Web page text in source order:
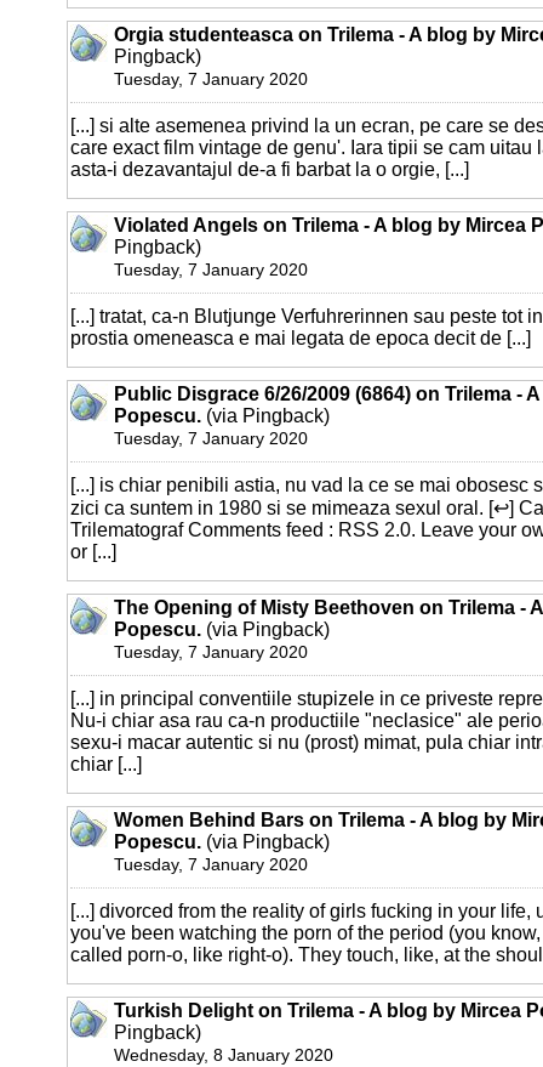
Orgia studenteasca on Trilema - A blog by
Pingback)
Tuesday, 7 January 2020
[...] si alte asemenea privind la un ecran, pe care se
care exact film vintage de genu'. Iara tipii se cam uitau
asta-i dezavantajul de-a fi barbat la o orgie, [...]
Violated Angels on Trilema - A blog by Mircea
Pingback)
Tuesday, 7 January 2020
[...] tratat, ca-n Blutjunge Verfuhrerinnen sau peste tot
prostia omeneasca e mai legata de epoca decit de [...]
Public Disgrace 6/26/2009 (6864) on Trilema -
Popescu. (via Pingback)
Tuesday, 7 January 2020
[...] is chiar penibili astia, nu vad la ce se mai obosesc
zici ca suntem in 1980 si se mimeaza sexul oral. [↩]
Trilematograf Comments feed : RSS 2.0. Leave your
or [...]
The Opening of Misty Beethoven on Trilema -
Popescu. (via Pingback)
Tuesday, 7 January 2020
[...] in principal conventiile stupizele in ce priveste
Nu-i chiar asa rau ca-n productiile "neclasice" ale
sexu-i macar autentic si nu (prost) mimat, pula chiar
chiar [...]
Women Behind Bars on Trilema - A blog by
Popescu. (via Pingback)
Tuesday, 7 January 2020
[...] divorced from the reality of girls fucking in your life,
you've been watching the porn of the period (you
called porn-o, like right-o). They touch, like, at the
Turkish Delight on Trilema - A blog by Mircea
Pingback)
Wednesday, 8 January 2020